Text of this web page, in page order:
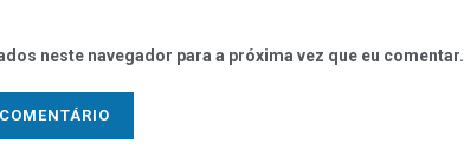
neste navegador para a próxima vez que eu comentar.